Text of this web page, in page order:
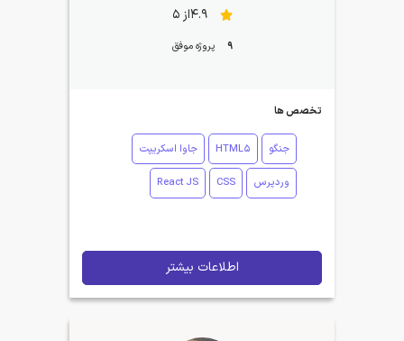
4.9از 5
9 پروژه موفق
تخصص ها
جنگو HTML5 جاوا اسکریپت
وردپرس CSS
React JS
اطلاعات بیشتر